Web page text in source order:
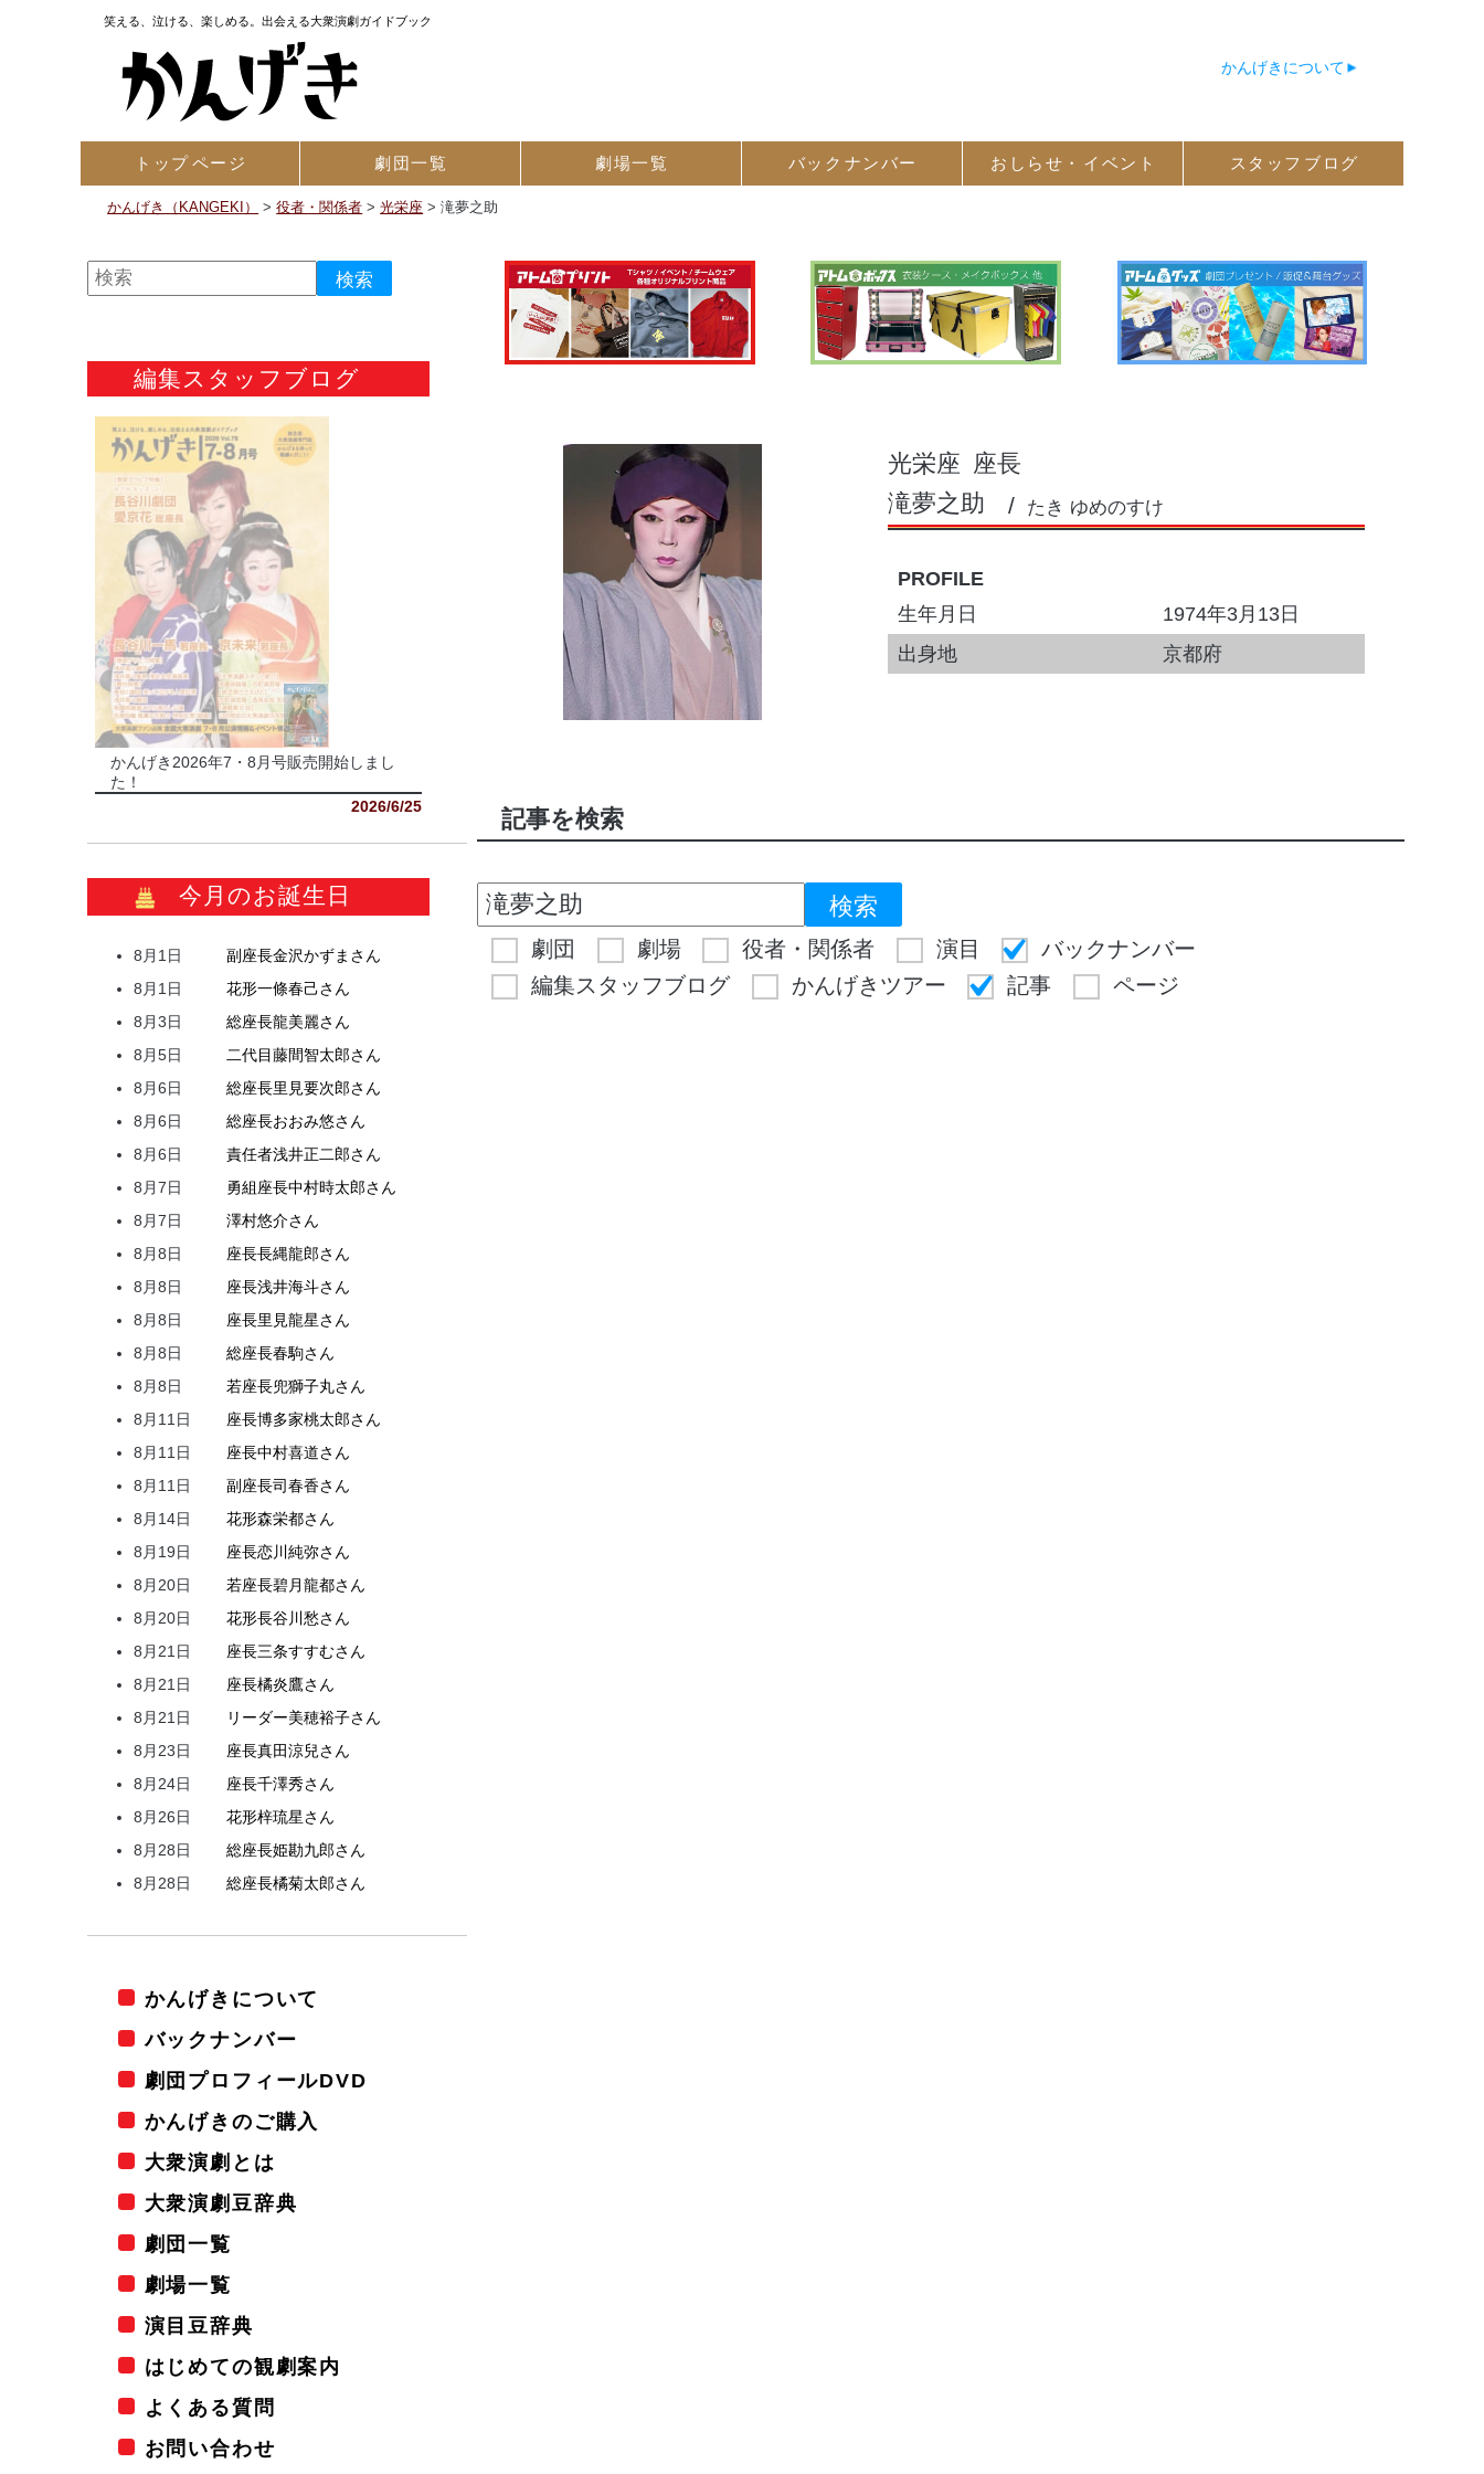
笑える、泣ける、楽しめる。出会える大衆演劇ガイドブック
かんげきについて
トップページ 劇団一覧 劇場一覧 バック ナンバー おしらせ・ イベント スタッフ ブログ
かんげき（KANGEKI） >役者・関係者 >光栄座 >滝夢之助
光栄座 座長
滝夢之助
たき ゆめのすけ
PROFILE
生年月日
1974年3月13日
出身地
京都府
記事を検索
劇団 劇場 役者・関係者 演目
バックナンバー
編集スタッフブログ
かんげきツアー 記事 ページ
編集スタッフブログ
かんげき2026年7・8月号販売開始しまし
た！
2026/6/25
今月のお誕生日
8月1日 副座長金沢かずま さん
8月1日
花形一條春己さん
8月3日
総座長龍美麗さん
8月5日
二代目藤間智太郎さん
8月6日
総座長里見要次郎さん
8月6日
総座長おおみ悠さん
8月6日
責任者浅井正二郎さん
8月7日
勇組座長中村時太郎さん
8月7日
澤村悠介さん
8月8日
座長長縄龍郎さん
8月8日
座長浅井海斗さん
8月8日
座長里見龍星さん
8月8日
総座長春駒さん
8月8日
若座長兜獅子丸さん
8月11日
座長博多家桃太郎さん
8月11日
座長中村喜道さん
8月11日
副座長司春香さん
8月14日
花形森栄都さん
8月19日
座長恋川 純弥さん
8月20日
若座長碧月龍都さん
8月20日
花形長谷川 愁さん
8月21日
座長三条すすむさん
8月21日
座長橘炎鷹さん
8月21日
リーダー美穂裕子さん
8月23日
座長真田涼兒さん
8月24日
座長千澤秀さん
8月26日
花形梓琉星さん
8月28日
総座長姫勘九郎さん
8月28日
総座長橘菊太郎さん
かんげきについて
バックナンバー
劇団プロフィールDVD
かんげきのご購入
大衆演劇とは
大衆演劇豆辞典
劇団一覧
劇場一覧
演目豆辞典
はじめての観劇案内
よくある質問
お問い合わせ